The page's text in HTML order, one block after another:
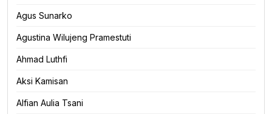
Agus Sunarko
Agustina Wilujeng Pramestuti
Ahmad Luthfi
Aksi Kamisan
Alfian Aulia Tsani